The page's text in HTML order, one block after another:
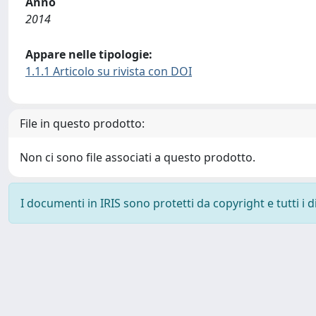
2014
Appare nelle tipologie:
1.1.1 Articolo su rivista con DOI
File in questo prodotto:
Non ci sono file associati a questo prodotto.
I documenti in IRIS sono protetti da copyright e tutti i